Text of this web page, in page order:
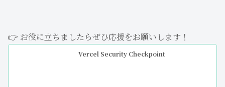
👉 お役に立ちましたらぜひ応援をお願いします！
Vercel Security Checkpoint